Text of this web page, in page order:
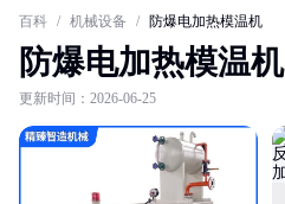
百科 / 机械设备 / 防爆电加热模温机
防爆电加热模温机
更新时间：2026-06-25